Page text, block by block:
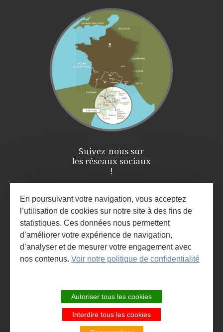
Suivez-nous sur
les réseaux sociaux
!
INSCRIVEZ-VOUS À LA NEWSLETTER
ET À L'AGENDA DES ANIMATIONS
SITE DE LA COMMUNAUTÉ DE
COMMUNES LARZAC ET VALLÉES
En poursuivant votre navigation, vous acceptez
l’utilisation de cookies sur notre site à des fins de
statistiques. Ces données nous permettent
d’améliorer votre expérience de navigation,
d’analyser et de mesurer votre engagement avec
nos contenus. Voir notre politique de confidentialité
Autoriser tous les cookies
Interdire tous les cookies